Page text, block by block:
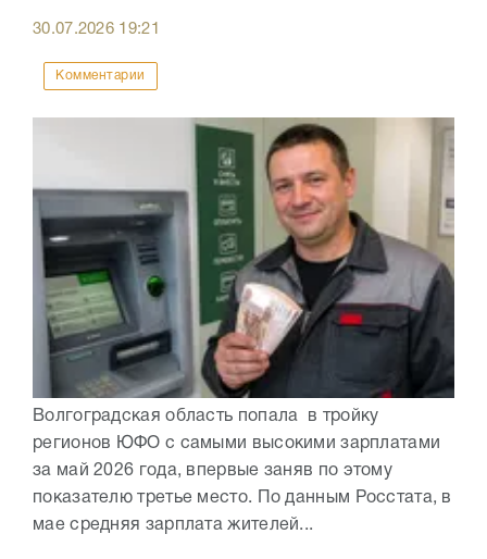
30.07.2026 19:21
Комментарии
Волгоградская область попала в тройку
регионов ЮФО с самыми высокими зарплатами
за май 2026 года, впервые заняв по этому
показателю третье место. По данным Росстата, в
мае средняя зарплата жителей...